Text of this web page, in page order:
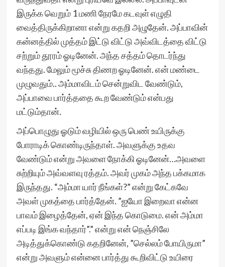
இருக்க வெறும் 1 மணி நேரமே கடவுள் எழுதி
வைத்திருக்கிறானா என்று கதறி அழுதேன். அப்பாவின்
கன்னத்தில் முத்தம் இட்டு விட்டு அவ்விடத்தை விட்டு
சற்றும் தூரம் ஓடினேன். அந்த சத்தம் தொடர்ந்து
வந்தது. மேலும் மூச்சு திணற ஓடினேன். என் மண்டை
முழுவதும்.. அம்மாவிடம் சென்றுவிட வேண்டும்,
அப்பாவை பார்த்ததை கூற வேண்டும் என்பது
மட்டும்தான்.
அப்பொழுது ஓடும் வழியில் ஒரு பெண் உயிருக்கு
போராடிக் கொண்டிருந்தாள். அவளுக்கு உதவ
வேண்டும் என்று அவளை நோக்கி ஓடினேன்…அவளை
சுற்றியும் அவ்வளவு ரத்தம். அவர் முகம் அந்த பக்கமாக
இருந்தது. “அம்மா யார் நீங்கள்?” என்று கேட்கவே
அவள் முகத்தை பார்த்தேன். ”ஐயோ இறைவா என்ன
பாவம் இழைத்தேன், ஏன் இந்த கொடுமை. என் அம்மா
எப்படி இங்க வந்தார்”.” என்று என் நெஞ்சிலே
அடித்துக்கொண்டு கதறினேன், ”செல்லம் போயிருமா”
என்று அவளும் என்னை பார்த்து கூறிவிட்டு உயிரை